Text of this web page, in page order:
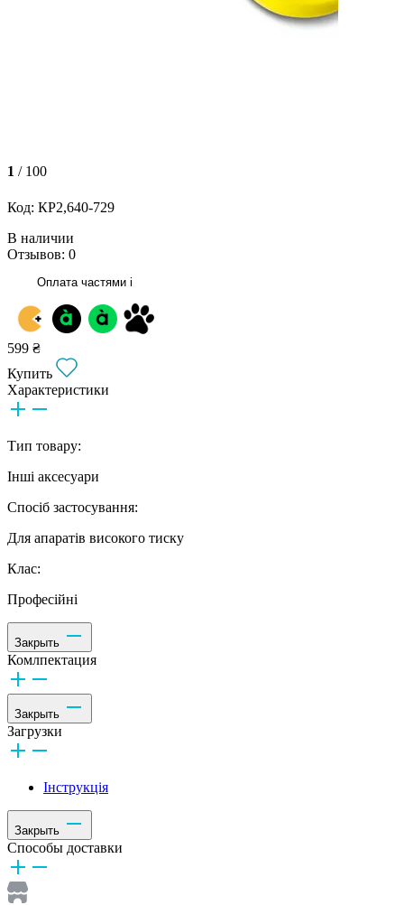
1 / 100
Код: КР2,640-729
В наличии
Отзывов: 0
Оплата частями i
599 ₴
Купить
Характеристики
Тип товару:
Інші аксесуари
Спосіб застосування:
Для апаратів високого тиску
Клас:
Професійні
Закрыть
Комлпектация
Закрыть
Загрузки
Інструкція
Закрыть
Способы доставки